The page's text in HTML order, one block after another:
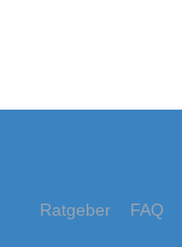
Ratgeber FAQ